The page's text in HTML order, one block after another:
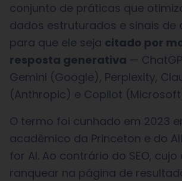
conjunto de práticas que
dados estruturados e sinais de
para que ele seja citado por
resposta generativa —
Gemini (Google), Perplexity,
(Anthropic) e Copilot
O termo foi cunhado em 2023
acadêmico da Princeton e do
for AI. Ao contrário do SEO,
ranquear na página de